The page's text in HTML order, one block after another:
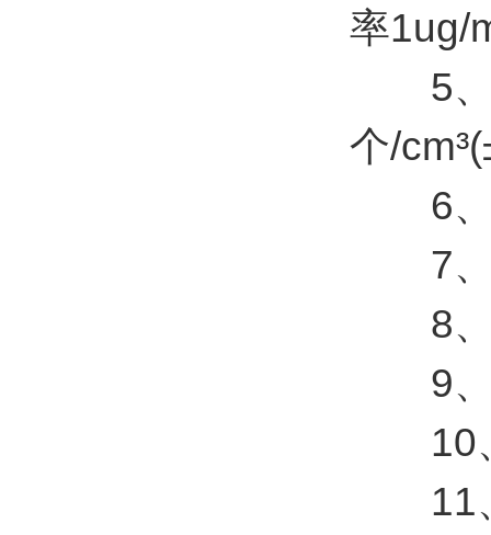
率1ug/
5、
个/
6、
7、
8、
9、
10、
11、